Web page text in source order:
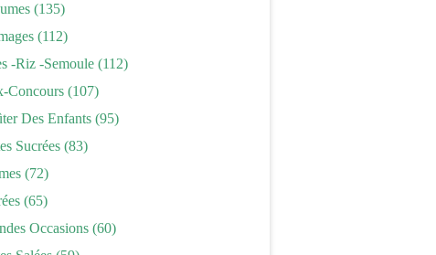
(135)
(112)
-riz -semoule (112)
Concours (107)
Des Enfants (95)
Sucrées (83)
(72)
(65)
Occasions (60)